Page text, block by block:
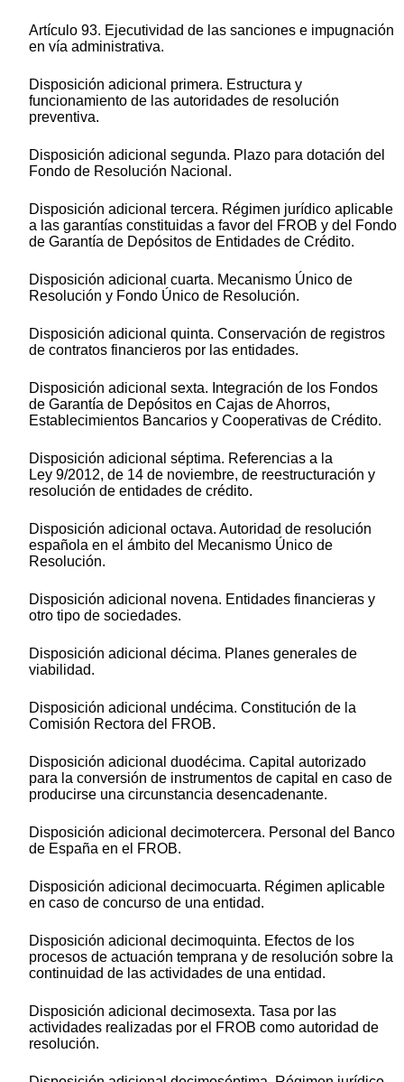
Artículo 93. Ejecutividad de las sanciones e impugnación
en vía administrativa.
Disposición adicional primera. Estructura y
funcionamiento de las autoridades de resolución
preventiva.
Disposición adicional segunda. Plazo para dotación del
Fondo de Resolución Nacional.
Disposición adicional tercera. Régimen jurídico aplicable
a las garantías constituidas a favor del FROB y del Fondo
de Garantía de Depósitos de Entidades de Crédito.
Disposición adicional cuarta. Mecanismo Único de
Resolución y Fondo Único de Resolución.
Disposición adicional quinta. Conservación de registros
de contratos financieros por las entidades.
Disposición adicional sexta. Integración de los Fondos
de Garantía de Depósitos en Cajas de Ahorros,
Establecimientos Bancarios y Cooperativas de Crédito.
Disposición adicional séptima. Referencias a la
Ley 9/2012, de 14 de noviembre, de reestructuración y
resolución de entidades de crédito.
Disposición adicional octava. Autoridad de resolución
española en el ámbito del Mecanismo Único de
Resolución.
Disposición adicional novena. Entidades financieras y
otro tipo de sociedades.
Disposición adicional décima. Planes generales de
viabilidad.
Disposición adicional undécima. Constitución de la
Comisión Rectora del FROB.
Disposición adicional duodécima. Capital autorizado
para la conversión de instrumentos de capital en caso de
producirse una circunstancia desencadenante.
Disposición adicional decimotercera. Personal del Banco
de España en el FROB.
Disposición adicional decimocuarta. Régimen aplicable
en caso de concurso de una entidad.
Disposición adicional decimoquinta. Efectos de los
procesos de actuación temprana y de resolución sobre la
continuidad de las actividades de una entidad.
Disposición adicional decimosexta. Tasa por las
actividades realizadas por el FROB como autoridad de
resolución.